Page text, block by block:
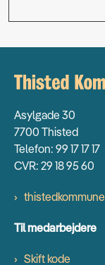
Asylgade 30
7700 Thisted
Telefon: 99 17 17 17
CVR: 29 18 95 60
Til medarbejdere
Skift kode